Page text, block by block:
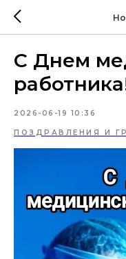
С Днем
2026-06-19 10:36
ПОЗДРАВЛЕНИЯ И